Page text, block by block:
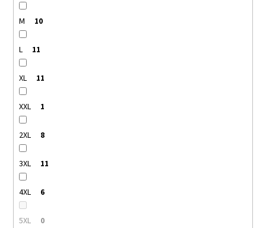
M 10
L 11
XL 11
XXL 1
2XL 8
3XL 11
4XL 6
5XL 0